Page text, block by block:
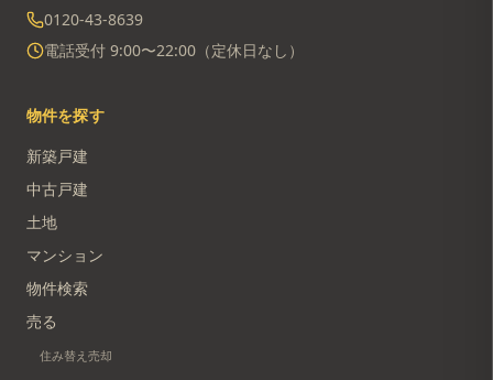
0120-43-8639
電話受付 9:00〜22:00（定休日なし）
物件を探す
新築戸建
中古戸建
土地
マンション
物件検索
売る
住み替え売却